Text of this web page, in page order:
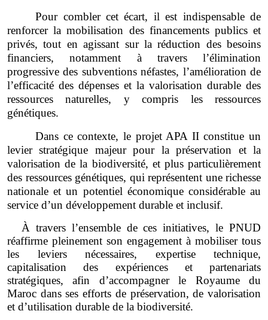
Pour combler cet écart, il est indispensable de
renforcer la mobilisation des financements publics et
privés, tout en agissant sur la réduction des besoins
financiers, notamment à travers l’élimination
progressive des subventions néfastes, l’amélioration de
l’efficacité des dépenses et la valorisation durable des
ressources naturelles, y compris les ressources
génétiques.
Dans ce contexte, le projet APA II constitue un
levier stratégique majeur pour la préservation et la
valorisation de la biodiversité, et plus particulièrement
des ressources génétiques, qui représentent une richesse
nationale et un potentiel économique considérable au
service d’un développement durable et inclusif.
À travers l’ensemble de ces initiatives, le PNUD
réaffirme pleinement son engagement à mobiliser tous
les leviers nécessaires, expertise technique,
capitalisation des expériences et partenariats
stratégiques, afin d’accompagner le Royaume du
Maroc dans ses efforts de préservation, de valorisation
et d’utilisation durable de la biodiversité.